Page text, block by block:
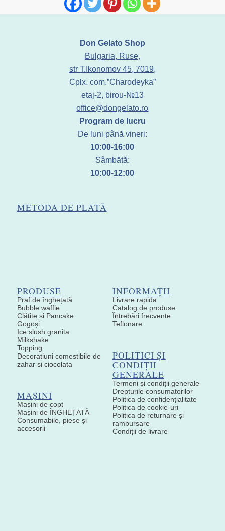
Don Gelato Shop
Bulgaria, Ruse,
str T.Ikonomov 45, 7019,
Cplx. com.”Charodeyka”
etaj-2, birou-№13
office@dongelato.ro
Program de lucru
De luni până vineri:
10:00-16:00
Sâmbătă:
10:00-12:00
METODA DE PLATĂ
PRODUSE
Praf de înghețată
Bubble waffle
Clătite și Pancake
Gogoși
Ice slush granita
Milkshake
Topping
Decoratiuni comestibile de
zahar si ciocolata
MAȘINI
Mașini de copt
Mașini de ÎNGHEȚATĂ
Consumabile, piese și
accesorii
INFORMAȚII
Livrare rapida
Catalog de produse
Întrebări frecvente
Teflonare
POLITICI ȘI
CONDIȚII
GENERALE
Termeni și condiții generale
Drepturile consumatorilor
Politica de confidențialitate
Politica de cookie-uri
Politica de returnare și
rambursare
Condiții de livrare